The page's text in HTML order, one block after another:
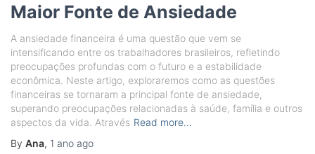
Maior Fonte de Ansiedade
A ansiedade financeira é uma questão que vem se
intensificando entre os trabalhadores brasileiros, refletindo
preocupações profundas com o futuro e a estabilidade
econômica. Neste artigo, exploraremos como as questões
financeiras se tornaram a principal fonte de ansiedade,
superando preocupações relacionadas à saúde, família e outros
aspectos da vida. Através Read more…
By Ana, 1 ano ago